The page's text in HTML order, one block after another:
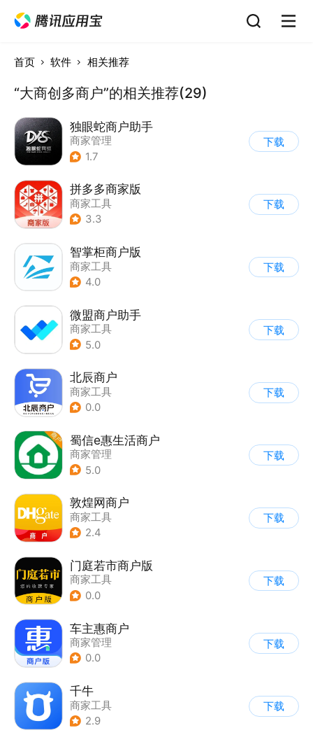
首页 软件 相关推荐
“大商创多商户”的相关推荐(29)
独眼蛇商户助手
商家管理
1.7
下载
拼多多商家版
商家工具
3.3
下载
智掌柜商户版
商家工具
4.0
下载
微盟商户助手
商家工具
5.0
下载
北辰商户
商家工具
0.0
下载
蜀信e惠生活商户
商家管理
5.0
下载
敦煌网商户
商家工具
2.4
下载
门庭若市商户版
商家工具
0.0
下载
车主惠商户
商家管理
0.0
下载
千牛
商家工具
2.9
下载